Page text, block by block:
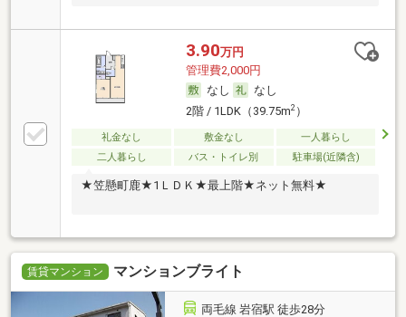
3.90万円
管理費2,000円
なし
なし
2階 / 1LDK（39.75m2）
礼金なし 敷金なし
一人暮らし
二人暮らし
バス・トイレ別 駐車場(近隣含)
★笠懸町鹿★1ＬＤＫ★最上階★ネット無料★
賃貸マンション マンションブライト
両毛線 岩宿駅 徒歩28分